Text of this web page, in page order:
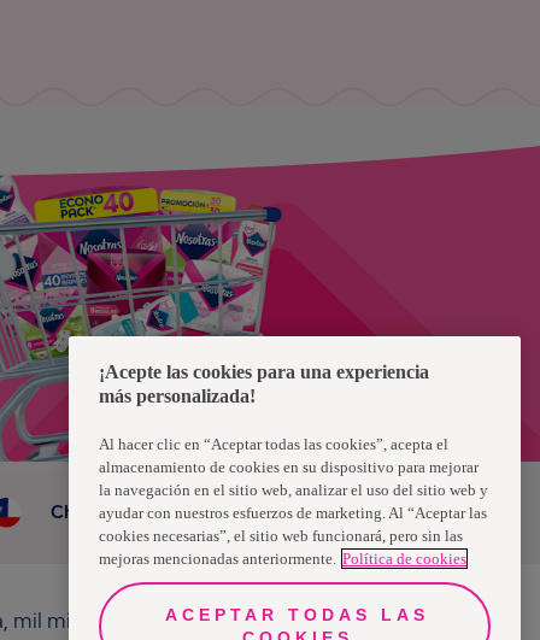
Chile
mil millones de personas, en todo el mundo,
¡Acepte las cookies para una experiencia
más personalizada!
Al hacer clic en “Aceptar todas las cookies”, acepta el
almacenamiento de cookies en su dispositivo para mejorar
la navegación en el sitio web, analizar el uso del sitio web y
ayudar con nuestros esfuerzos de marketing. Al “Aceptar las
cookies necesarias”, el sitio web funcionará, pero sin las
mejoras mencionadas anteriormente. Política de cookies
ACEPTAR TODAS LAS